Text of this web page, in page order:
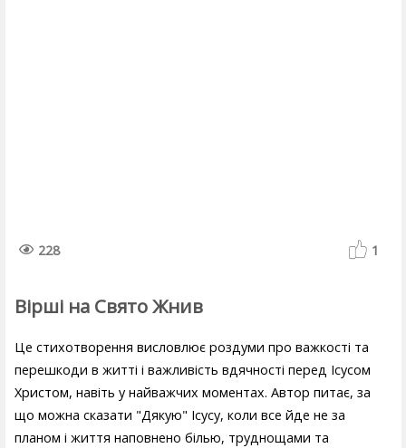
228 1
Вірші на Свято Жнив
Це стихотворення висловлює роздуми про важкості та
перешкоди в житті і важливість вдячності перед Ісусом
Христом, навіть у найважчих моментах. Автор питає, за
що можна сказати "Дякую" Ісусу, коли все йде не за
планом і життя наповнено білью, труднощами та